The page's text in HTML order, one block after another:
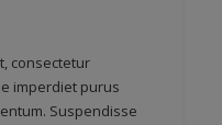
consectetur
imperdiet purus
Suspendisse